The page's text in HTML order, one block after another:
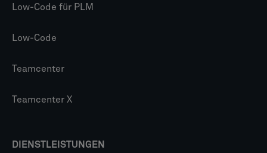
Low-Code für PLM
Low-Code
Teamcenter
Teamcenter X
DIENSTLEISTUNGEN